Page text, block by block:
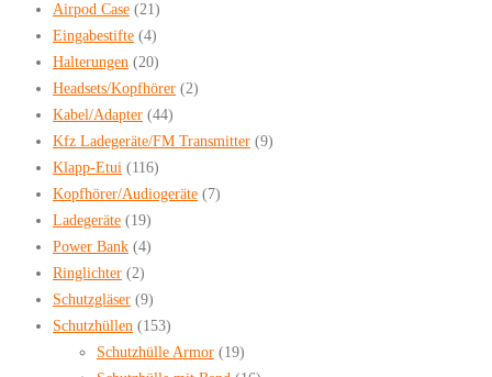
Airpod Case (21)
Eingabestifte (4)
Halterungen (20)
Headsets/Kopfhörer (2)
Kabel/Adapter (44)
Kfz Ladegeräte/FM Transmitter (9)
Klapp-Etui (116)
Kopfhörer/Audiogeräte (7)
Ladegeräte (19)
Power Bank (4)
Ringlichter (2)
Schutzgläser (9)
Schutzhüllen (153)
Schutzhülle Armor (19)